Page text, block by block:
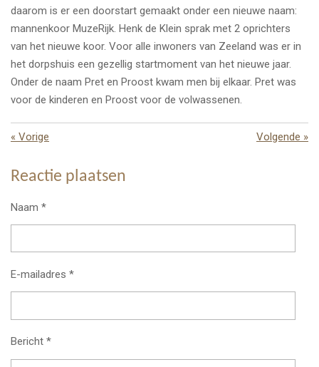
daarom is er een doorstart gemaakt onder een nieuwe naam:
mannenkoor MuzeRijk. Henk de Klein sprak met 2 oprichters
van het nieuwe koor. Voor alle inwoners van Zeeland was er in
het dorpshuis een gezellig startmoment van het nieuwe jaar.
Onder de naam Pret en Proost kwam men bij elkaar. Pret was
voor de kinderen en Proost voor de volwassenen.
« Vorige Volgende »
Reactie plaatsen
Naam *
E-mailadres *
Bericht *